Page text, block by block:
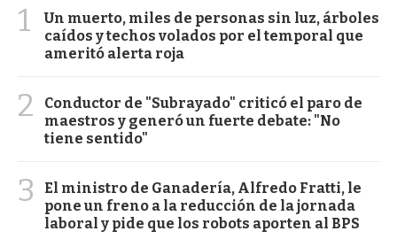
1
Un muerto, miles de personas sin luz, árboles
caídos y techos volados por el temporal que
ameritó alerta roja
2
Conductor de "Subrayado" criticó el paro de
maestros y generó un fuerte debate: "No
tiene sentido"
3
El ministro de Ganadería, Alfredo Fratti, le
pone un freno a la reducción de la jornada
laboral y pide que los robots aporten al BPS